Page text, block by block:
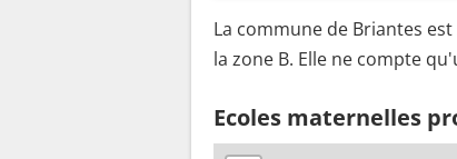
La commune de Briantes
la zone B. Elle ne compte
Ecoles maternelles